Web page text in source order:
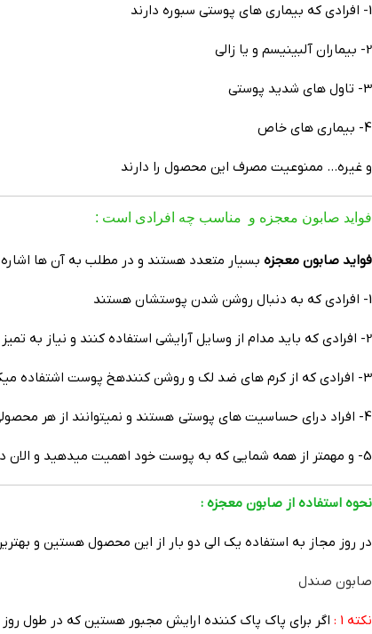
1- افرادی که بیماری های پوستی سبوره دارند
2- بیماران آلبینیسم و یا زالی
3- تاول های شدید پوستی
4- بیماری های خاص
و غیره… ممنوعیت مصرف این محصول را دارند
فواید صابون معجزه و مناسب چه افرادی است :
فواید صابون معجزه بسیار متعدد هستند و در مطلب به آن ها
1- افرادی که به دنبال روشن شدن پوستشان هستند
2- افرادی که باید مدام از وسایل آرایشی استفاده کنند و نیاز به تمیز کننده پوست حرفه ای دارند
3- افرادی که از کرم های ضد لک و روشن کنندهخ پوست اشتفاده میکنند و به دنبال یک مکمل هستند
4- افراد درای حساسیت های پوستی هستند و نمیتوانند از هر محصولی استفاده کنند
5- و مهمتر از همه شمایی که به پوست خود اهمیت میدهید و الان در این صفحه هستین
نحوه استفاده از صابون معجزه :
در روز مجاز به استفاده یک الی دو بار از این محصول هستین و بهترین
صابون صندل
نکته 1 : اگر برای پاک پاک کننده ارایش مجبور هستین که در طول